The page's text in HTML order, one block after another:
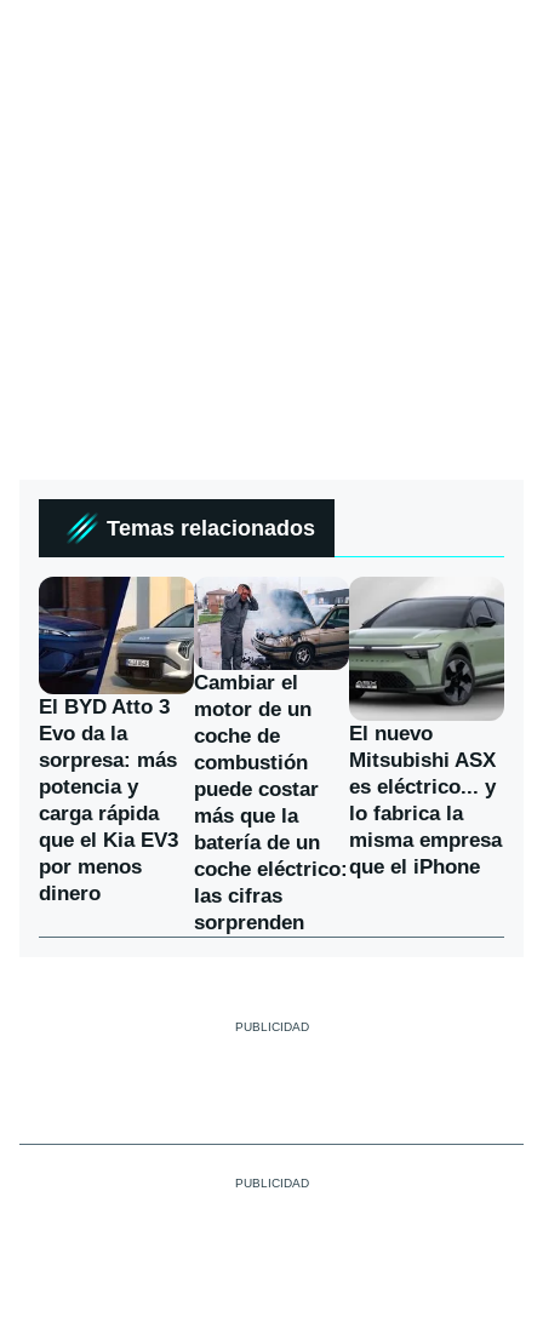
Temas relacionados
El BYD Atto 3
Evo da la
sorpresa: más
potencia y
carga rápida
que el Kia EV3
por menos
dinero
Cambiar el
motor de un
coche de
combustión
puede costar
más que la
batería de un
coche eléctrico:
las cifras
sorprenden
El nuevo
Mitsubishi ASX
es eléctrico... y
lo fabrica la
misma empresa
que el iPhone